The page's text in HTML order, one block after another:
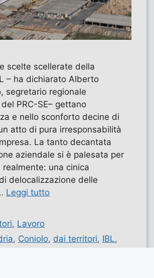
scelte scellerate della
– ha dichiarato Alberto
segretario regionale
PRC-SE– gettano
e nello sconforto decine di
atto di pura irresponsabilità
La tanto decantata
aziendale si è palesata per
realmente: una cinica
delocalizzazione delle
Leggi tutto
, Lavoro
, Coniolo, dai territori, IBL,